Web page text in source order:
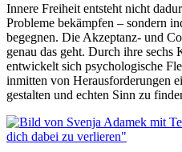
Innere Freiheit entsteht nicht
Probleme bekämpfen – sondern
begegnen. Die Akzeptanz- und
genau das geht. Durch ihre sechs
entwickelt sich psychologische
inmitten von Herausforderungen
gestalten und echten Sinn zu